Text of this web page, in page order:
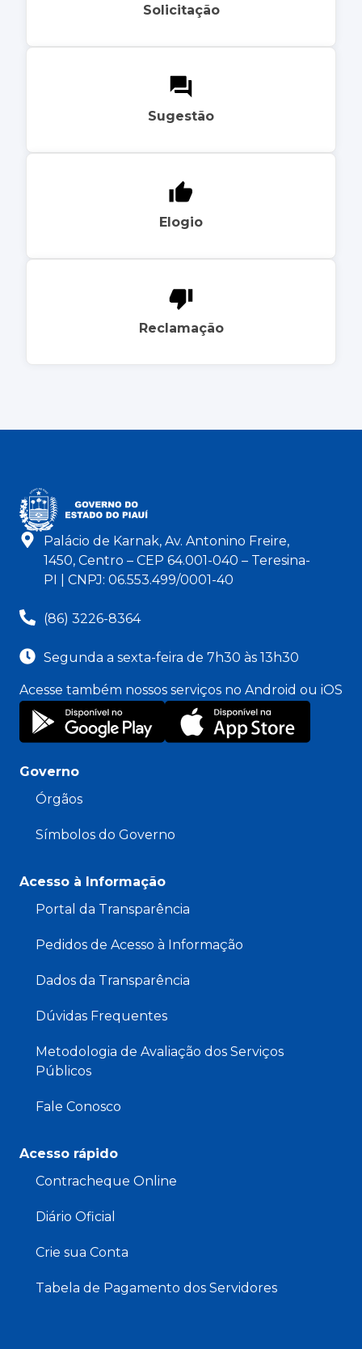
Solicitação
Sugestão
Elogio
Reclamação
Palácio de Karnak, Av. Antonino Freire,
1450, Centro – CEP 64.001-040 – Teresina-
PI | CNPJ: 06.553.499/0001-40
(86) 3226-8364
Segunda a sexta-feira de 7h30 às 13h30
Acesse também nossos serviços no Android ou iOS
Governo
Órgãos
Símbolos do Governo
Acesso à Informação
Portal da Transparência
Pedidos de Acesso à Informação
Dados da Transparência
Dúvidas Frequentes
Metodologia de Avaliação dos Serviços
Públicos
Fale Conosco
Acesso rápido
Contracheque Online
Diário Oficial
Crie sua Conta
Tabela de Pagamento dos Servidores